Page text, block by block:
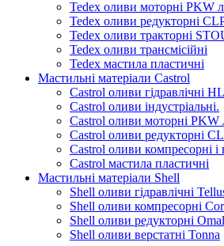
Tedex оливи моторні PKW
Tedex оливи редукторні
Tedex оливи тракторні
Tedex оливи трансмісійні
Tedex мастила пластичні
Мастильні матеріали Castrol
Castrol оливи гідравлічні
Castrol оливи індустріальні.
Castrol оливи моторні PKW
Castrol оливи редукторні
Castrol оливи компресорні і
Castrol мастила пластичні
Мастильні матеріали Shell
Shell оливи гідравлічні
Shell оливи компресорні
Shell оливи редукторні
Shell оливи верстатні Tonna